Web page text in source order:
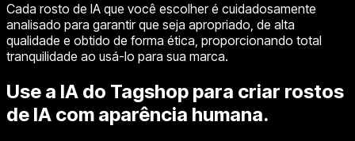
Cada rosto de IA que você escolher é cuidadosamente
analisado para garantir que seja apropriado, de alta
qualidade e obtido de forma ética, proporcionando total
tranquilidade ao usá-lo para sua marca.
Use a IA do Tagshop para criar rostos
de IA com aparência humana.